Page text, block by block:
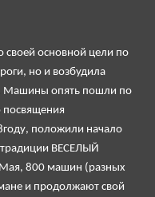
своей основной цели по
но и возбудила
Машины опять пошли по
посвящения
положили начало
ВЕСЕЛЫЙ
800 машин (разных
и продолжают свой